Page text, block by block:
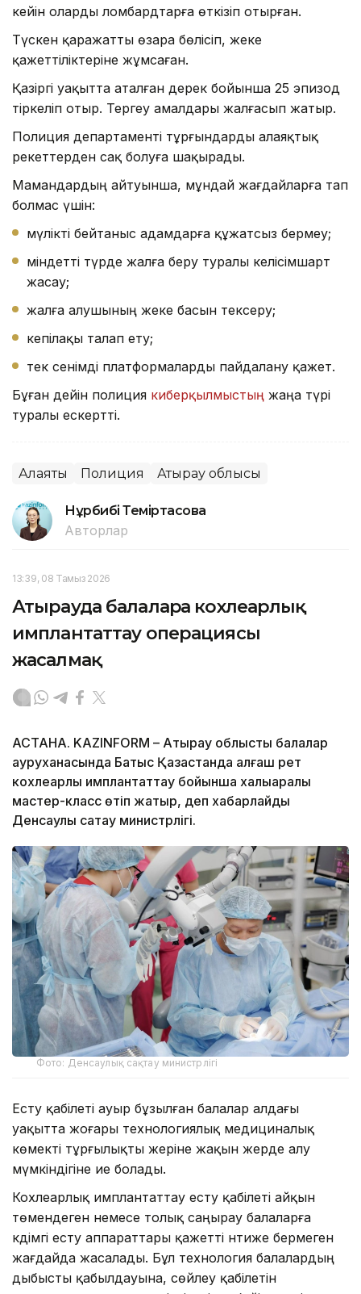
кейін оларды ломбардтарға өткізіп отырған.
Түскен қаражатты өзара бөлісіп, жеке
қажеттіліктеріне жұмсаған.
Қазіргі уақытта аталған дерек бойынша 25 эпизод
тіркеліп отыр. Тергеу амалдары жалғасып жатыр.
Полиция департаменті тұрғындарды алаяқтық
әрекеттерден сақ болуға шақырады.
Мамандардың айтуынша, мұндай жағдайларға тап
болмас үшін:
мүлікті бейтаныс адамдарға құжатсыз бермеу;
міндетті түрде жалға беру туралы келісімшарт
жасау;
жалға алушының жеке басын тексеру;
кепілақы талап ету;
тек сенімді платформаларды пайдалану қажет.
Бұған дейін полиция киберқылмыстың жаңа түрі
туралы ескертті.
Алаяқтық Полиция Атырау облысы
Нұрбибі Теміртасова
Авторлар
13:39, 08 Тамыз 2026
Атырауда балаларға кохлеарлық
имплантаттау операциясы
жасалмақ
АСТАНА. KAZINFORM – Атырау облыстық балалар
ауруханасында Батыс Қазақстанда алғаш рет
кохлеарлық имплантаттау бойынша халықаралық
мастер-класс өтіп жатыр, деп хабарлайды
Денсаулық сақтау министрлігі.
Фото: Денсаулық сақтау министрлігі
Есту қабілеті ауыр бұзылған балалар алдағы
уақытта жоғары технологиялық медициналық
көмекті тұрғылықты жеріне жақын жерде алу
мүмкіндігіне ие болады.
Кохлеарлық имплантаттау есту қабілеті айқын
төмендеген немесе толық саңырау балаларға
кәдімгі есту аппараттары қажетті нәтиже бермеген
жағдайда жасалады. Бұл технология балалардың
дыбысты қабылдауына, сөйлеу қабілетін